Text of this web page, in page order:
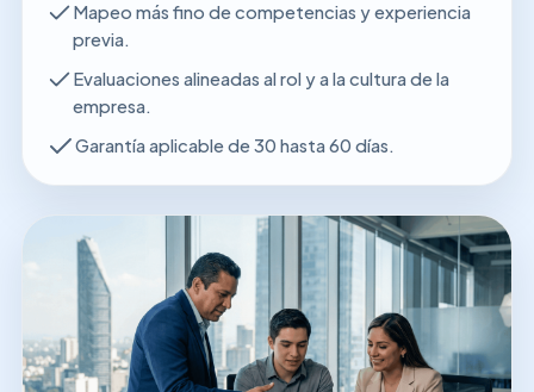
Mapeo más fino de competencias y experiencia
previa.
Evaluaciones alineadas al rol y a la cultura de la
empresa.
Garantía aplicable de 30 hasta 60 días.